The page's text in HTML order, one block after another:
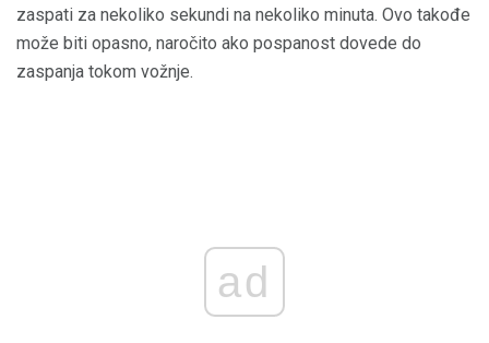
zaspati za nekoliko sekundi na nekoliko minuta. Ovo takođe
može biti opasno, naročito ako pospanost dovede do
zaspanja tokom vožnje.
ad